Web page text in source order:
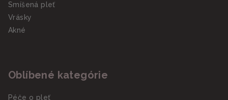
Smíšená pleť
Vrásky
Akné
Oblíbené kategórie
Péče o pleť